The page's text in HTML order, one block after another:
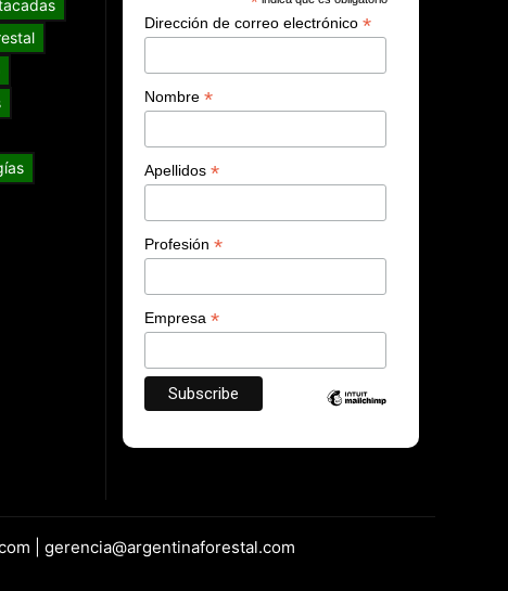
Dirección de correo electrónico*
Nombre*
Apellidos*
Profesión*
Empresa*
| gerencia@argentinaforestal.com